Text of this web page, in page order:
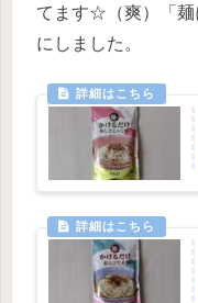
てます☆（爽）「麺
にしました。